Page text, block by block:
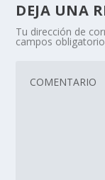
DEJA UNA
Tu dirección de
campos